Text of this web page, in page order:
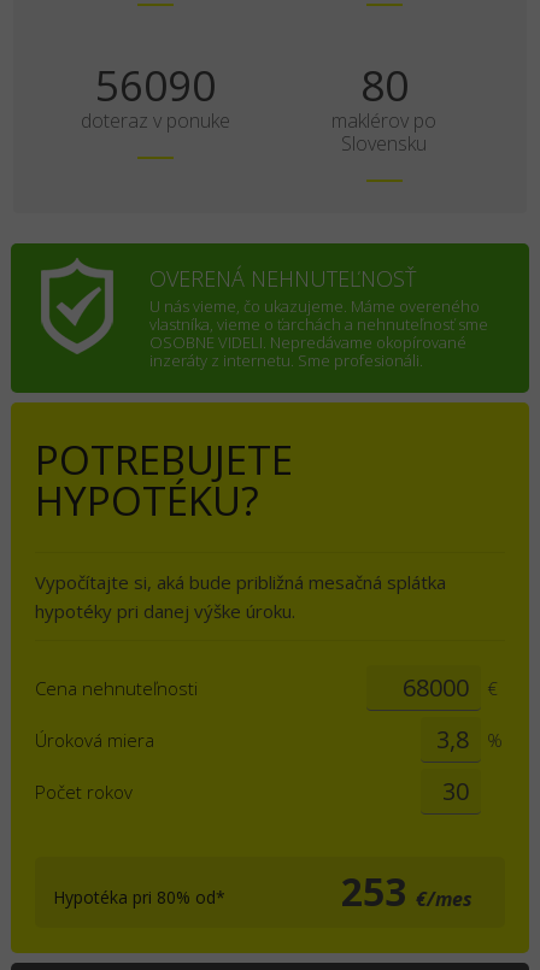
70113
doteraz v ponuke
100
maklérov po
Slovensku
OVERENÁ NEHNUTEĽNOSŤ
U nás vieme, čo ukazujeme. Máme overeného
vlastníka, vieme o ťarchách a nehnuteľnosť sme
OSOBNE VIDELI. Nepredávame okopírované
inzeráty z internetu. Sme profesionáli.
POTREBUJETE
HYPOTÉKU?
Vypočítajte si, aká bude približná mesačná splátka
hypotéky pri danej výške úroku.
Cena nehnuteľnosti €
Úroková miera %
Počet rokov
Hypotéka pri 80% od* 253€/mes